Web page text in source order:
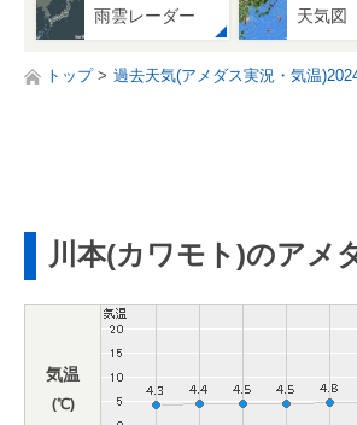
雨雲レーダー 天気図
トップ 過去天気(アメダス実況・気温
川本(カワモト)のアメ
気温
(℃)